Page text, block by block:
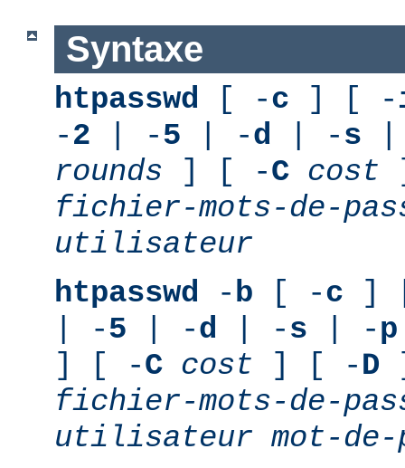
Syntaxe
htpasswd [ -c ] [ -
-2 | -5 | -d | -s
rounds ] [ -C cost
fichier-mots-de-
utilisateur
htpasswd -b [ -c ]
| -5 | -d | -s | -p
] [ -C cost ] [ -D
fichier-mots-de-
utilisateur mot-de-